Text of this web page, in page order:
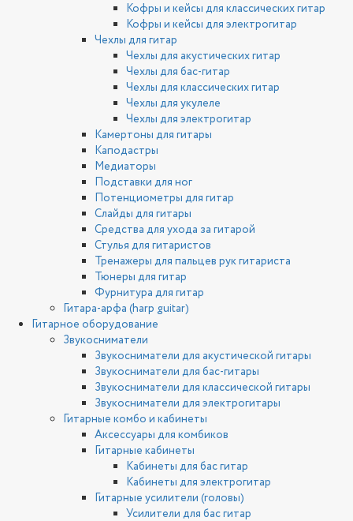
Кофры и кейсы для классических гитар
Кофры и кейсы для электрогитар
Чехлы для гитар
Чехлы для акустических гитар
Чехлы для бас-гитар
Чехлы для классических гитар
Чехлы для укулеле
Чехлы для электрогитар
Камертоны для гитары
Каподастры
Медиаторы
Подставки для ног
Потенциометры для гитар
Слайды для гитары
Средства для ухода за гитарой
Стулья для гитаристов
Тренажеры для пальцев рук гитариста
Тюнеры для гитар
Фурнитура для гитар
Гитара-арфа (harp guitar)
Гитарное оборудование
Звукосниматели
Звукосниматели для акустической гитары
Звукосниматели для бас-гитары
Звукосниматели для классической гитары
Звукосниматели для электрогитары
Гитарные комбо и кабинеты
Аксессуары для комбиков
Гитарные кабинеты
Кабинеты для бас гитар
Кабинеты для электрогитар
Гитарные усилители (головы)
Усилители для бас гитар